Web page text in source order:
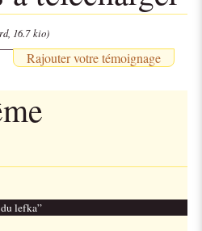
16.7 kio)
Rajouter votre témoignage
lefka”